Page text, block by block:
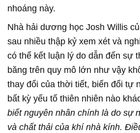
nhoáng này.
Nhà hải dương học Josh Willis
sau nhiều thập kỷ xem xét và
có thể kết luận lý do dẫn đến sự
băng trên quy mô lớn như vậy
thay đổi của thời tiết, biến đổi tự
bất kỳ yếu tố thiên nhiên nào
biết nguyên nhân chính là do sự
và chất thải của khí nhà kính.